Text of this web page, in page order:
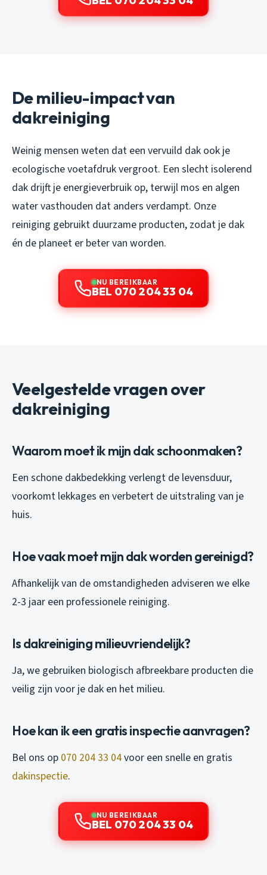
De milieu-impact van
dakreiniging
Weinig mensen weten dat een vervuild dak ook je
ecologische voetafdruk vergroot. Een slecht isolerend
dak drijft je energieverbruik op, terwijl mos en algen
water vasthouden dat anders verdampt. Onze
reiniging gebruikt duurzame producten, zodat je dak
én de planeet er beter van worden.
NU BEREIKBAAR
BEL 070 204 33 04
Veelgestelde vragen over
dakreiniging
Waarom moet ik mijn dak schoonmaken?
Een schone dakbedekking verlengt de levensduur,
voorkomt lekkages en verbetert de uitstraling van je
huis.
Hoe vaak moet mijn dak worden gereinigd?
Afhankelijk van de omstandigheden adviseren we elke
2-3 jaar een professionele reiniging.
Is dakreiniging milieuvriendelijk?
Ja, we gebruiken biologisch afbreekbare producten die
veilig zijn voor je dak en het milieu.
Hoe kan ik een gratis inspectie aanvragen?
Bel ons op 070 204 33 04voor een snelle en gratis
dakinspectie.
NU BEREIKBAAR
BEL 070 204 33 04